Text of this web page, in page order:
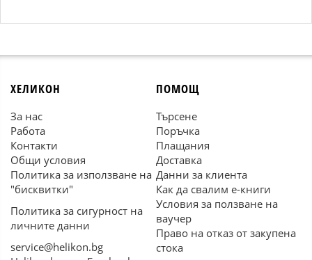
ХЕЛИКОН
За нас
Работа
Контакти
Общи условия
Политика за използване на
"бисквитки"
Политика за сигурност на
личните данни
service@helikon.bg
ПОМОЩ
Търсене
Поръчка
Плащания
Доставка
Данни за клиента
Как да свалим е-книги
Условия за ползване на
ваучер
Право на отказ от закупена
стока